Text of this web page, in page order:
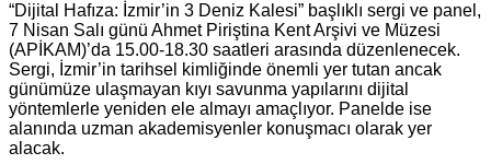
“Dijital Hafıza: İzmir’in 3 Deniz Kalesi” başlıklı sergi ve panel,
7 Nisan Salı günü Ahmet Piriştina Kent Arşivi ve Müzesi
(APİKAM)’da 15.00-18.30 saatleri arasında düzenlenecek.
Sergi, İzmir’in tarihsel kimliğinde önemli yer tutan ancak
günümüze ulaşmayan kıyı savunma yapılarını dijital
yöntemlerle yeniden ele almayı amaçlıyor. Panelde ise
alanında uzman akademisyenler konuşmacı olarak yer
alacak.